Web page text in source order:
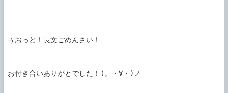
ぅおっと！長文ごめんさい！
お付き合いありがとでした！(。・∀・)ノ